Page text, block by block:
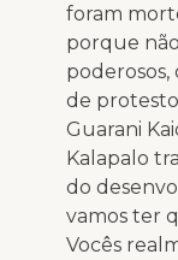
foram
porque
poderosos,
de
Guarani
Kalapalo
do
vamos ter
Vocês